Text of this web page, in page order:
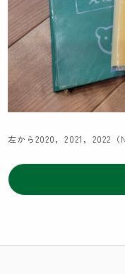
ケンパの活動ブログ
左から2020，2021，2022（